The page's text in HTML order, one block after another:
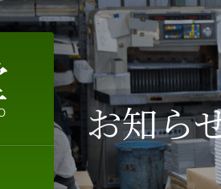
お知ら